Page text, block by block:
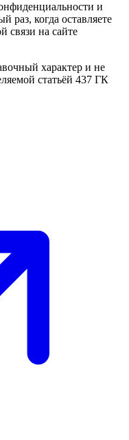
и
раз, когда оставляете
связи на сайте
характер и не
статьёй 437 ГК